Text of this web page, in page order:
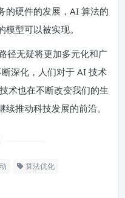
的硬件的发展，AI 算法的
型可以被实现。
径无疑将更加多元化和广
深化，人们对于 AI 技术
术也在不断改变我们的生
推动科技发展的前沿。
算法优化